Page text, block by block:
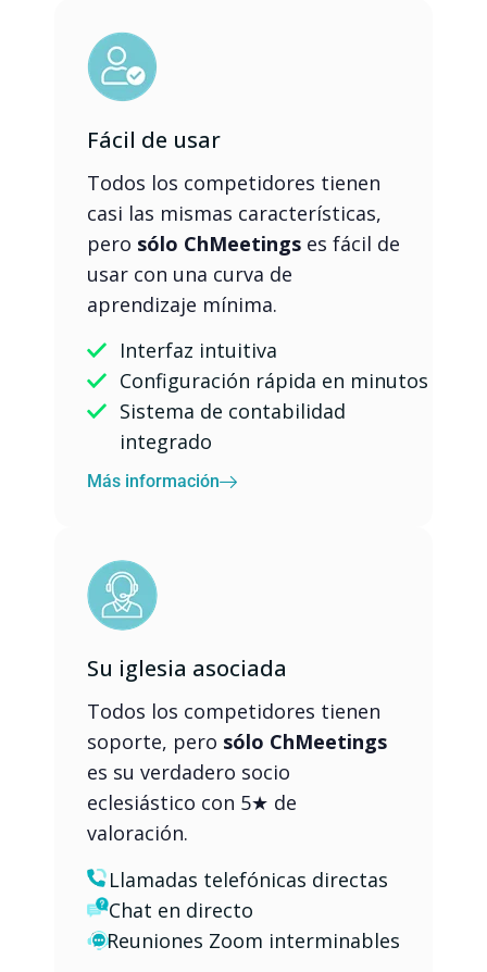
Fácil de usar
Todos los competidores tienen
casi las mismas características,
pero sólo ChMeetings es fácil de
usar con una curva de
aprendizaje mínima.
Interfaz intuitiva
Configuración rápida en minutos
Sistema de contabilidad
integrado
Más información
Su iglesia asociada
Todos los competidores tienen
soporte, pero sólo ChMeetings
es su verdadero socio
eclesiástico con 5★ de
valoración.
Llamadas telefónicas directas
Chat en directo
Reuniones Zoom interminables